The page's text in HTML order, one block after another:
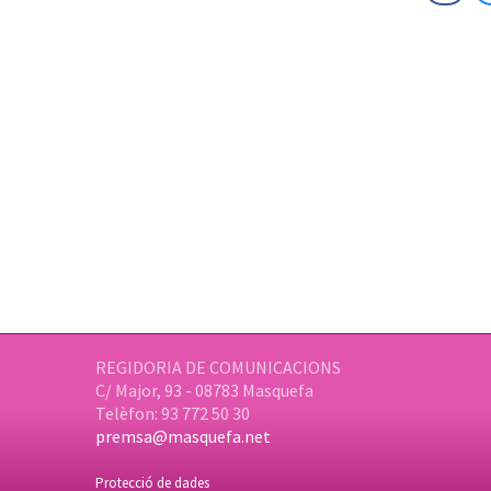
REGIDORIA DE COMUNICACIONS
C/ Major, 93 - 08783 Masquefa
Telèfon: 93 772 50 30
premsa@masquefa.net
Protecció de dades